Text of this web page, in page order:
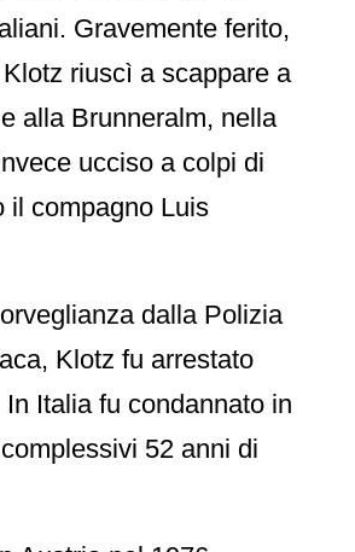
Gravemente ferito,
riuscì a scappare a
alla Brunneralm, nella
ucciso a colpi di
il compagno Luis
dalla Polizia
Klotz fu arrestato
Italia fu condannato in
52 anni di